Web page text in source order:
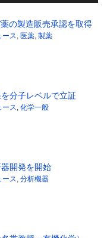
の製造販売承認を取得
ース, 医薬, 製薬
分子レベルで立証
ース, 化学一般
開発を開始
ース, 分析機器